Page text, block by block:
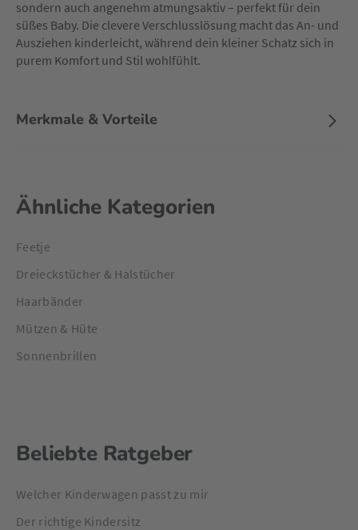
sondern auch angenehm atmungsaktiv – perfekt für dein
süßes Baby. Die clevere Verschlusslösung macht das An- und
Ausziehen kinderleicht, während dein kleiner Schatz sich in
purem Komfort und Stil wohlfühlt.
Merkmale & Vorteile
Ähnliche Kategorien
Feetje
Dreieckstücher & Halstücher
Haarbänder
Mützen & Hüte
Sonnenbrillen
Beliebte Ratgeber
Welcher Kinderwagen passt zu mir
Der richtige Kindersitz